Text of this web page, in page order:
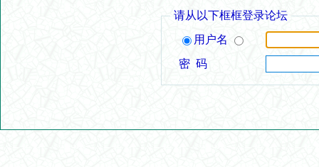
请从以下框框登录论坛
用户名
密 码